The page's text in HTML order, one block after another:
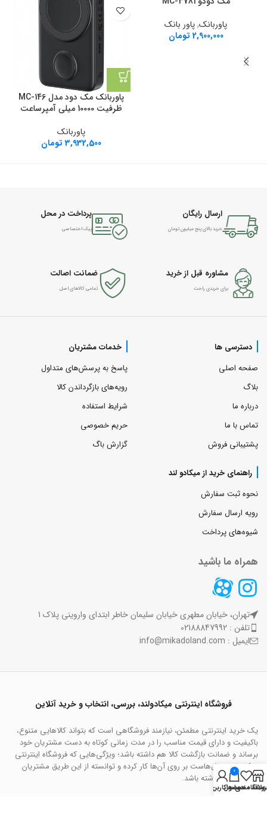
پاوربانک,پاور بانک
2,900,000 تومان
پاوربانک مک دود مدل MC-146
ظرفیت 10000 میلی آمپرساعت
پاوربانک
3,932,500 تومان
ارسال رایگان
خرید بالای پنج میلیون تومان
پرداخت در محل
پیک اختصاصی
مشاوره قبل از خرید
برای خریدی راحت
ضمانت اصالت
تمامی کالاهای اصل
دسترسی ها
صفحه اصلی
بلاگ
درباره ما
تماس با ما
پشتیبانی فروش
خدمات مشتریان
پاسخ به پرسش‌های متداول
رویه‌های بازگرداندن کالا
شرایط استفاده
حریم خصوصی
گزارش باگ
راهنمای خرید از میکادو لند
نحوه ثبت سفارش
رویه ارسال سفارش
شیوه‌های پرداخت
همراه ما باشید
تهران، خیابان مطهری خیابان سلیمان خاطر ابتدای واروینی پلاک 1
تلفن : 02188847992
ایمیل : info@mikadoland.com
فروشگاه اینترنتی میکادولند، بررسی، انتخاب و خرید آنلاین
یک خرید اینترنتی مطمئن، نیازمند فروشگاهی است که بتواند کالاهایی متنوع،
باکیفیت و دارای قیمت مناسب را در مدت زمانی کوتاه به دست مشتریان خود
برساند و ضمانت بازگشت کالا هم داشته باشد؛ ویژگی‌هایی که فروشگاه اینترنتی
میکادولند سال‌هاست بر روی آن‌ها کار کرده و توانسته از این طریق مشتریان
ثابت خود را داشته باشد.
علاقه مندی ها
0
محصول
حساب کاربری من